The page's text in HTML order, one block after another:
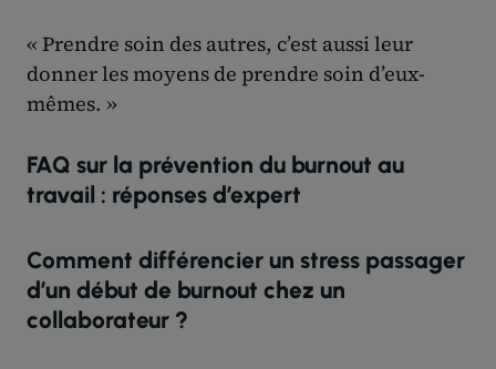
« Prendre soin des autres, c’est aussi leur
donner les moyens de prendre soin d’eux-
mêmes. »
FAQ sur la prévention du burnout au
travail : réponses d’expert
Comment différencier un stress passager
d’un début de burnout chez un
collaborateur ?